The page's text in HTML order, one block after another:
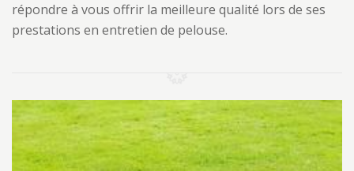
répondre à vous offrir la meilleure qualité lors de ses
prestations en entretien de pelouse.